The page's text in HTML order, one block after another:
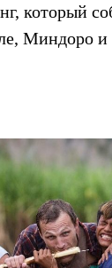
который
Миндоро и